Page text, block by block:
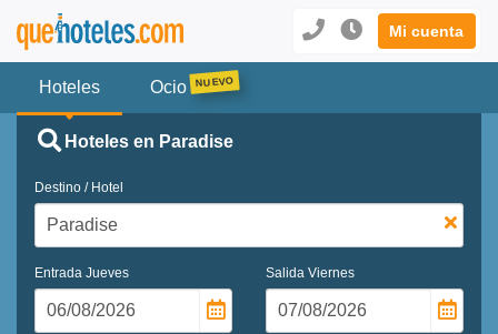
Mi cuenta
Hoteles Ocio
Hoteles en Paradise
Destino / Hotel
Entrada Jueves Salida Viernes